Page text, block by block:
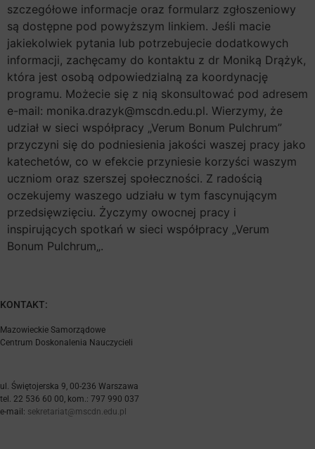
szczegółowe informacje oraz formularz zgłoszeniowy
są dostępne pod powyższym linkiem. Jeśli macie
jakiekolwiek pytania lub potrzebujecie dodatkowych
informacji, zachęcamy do kontaktu z dr Moniką Drążyk,
która jest osobą odpowiedzialną za koordynację
programu. Możecie się z nią skonsultować pod adresem
e-mail: monika.drazyk@mscdn.edu.pl. Wierzymy, że
udział w sieci współpracy „Verum Bonum Pulchrum”
przyczyni się do podniesienia jakości waszej pracy jako
katechetów, co w efekcie przyniesie korzyści waszym
uczniom oraz szerszej społeczności. Z radością
oczekujemy waszego udziału w tym fascynującym
przedsięwzięciu. Życzymy owocnej pracy i
inspirujących spotkań w sieci współpracy „Verum
Bonum Pulchrum„.
KONTAKT:
Mazowieckie Samorządowe
Centrum Doskonalenia Nauczycieli
ul. Świętojerska 9, 00-236 Warszawa
tel. 22 536 60 00, kom.: 797 990 037
e-mail: sekretariat@mscdn.edu.pl